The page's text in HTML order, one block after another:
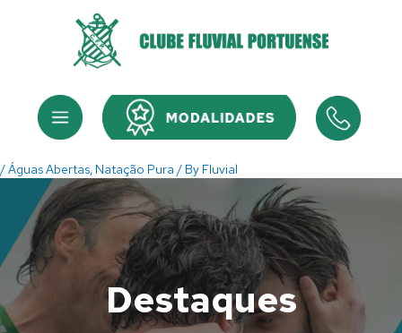
Menu Menu
/Águas Abertas, Natação Pura / By Fluvial
Destaques